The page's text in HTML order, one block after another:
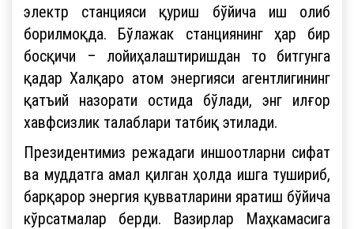
электр станцияси қуриш бўйича иш олиб
борилмоқда. Бўлажак станциянинг ҳар бир
босқичи – лойиҳалаштиришдан то битгунга
қадар Халқаро атом энергияси агентлигининг
қатъий назорати остида бўлади, энг илғор
хавфсизлик талаблари татбиқ этилади.
Президентимиз режадаги иншоотларни сифат
ва муддатга амал қилган ҳолда ишга тушириб,
барқарор энергия қувватларини яратиш бўйича
кўрсатмалар берди. Вазирлар Маҳкамасига